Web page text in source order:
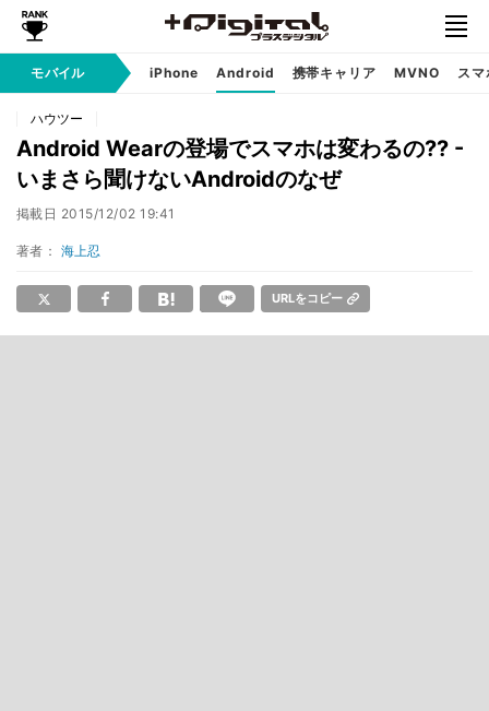
モバイル iPhone Android 携帯キャリア MVNO ス
ハウツー
Android Wearの登場でスマホは変わるの?? -
いまさら聞けないAndroidのなぜ
掲載日 2015/12/02 19:41
著者： 海上忍
URLをコピー